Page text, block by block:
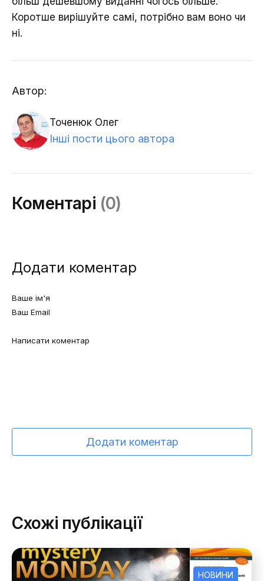
Коротше вирішуйте самі, потрібно вам воно чи
ні.
Автор:
Точенюк Олег
Інші пости цього автора
Коментарі (0)
Додати коментар
Додати коментар
Схожі публікації
НОВИНИ